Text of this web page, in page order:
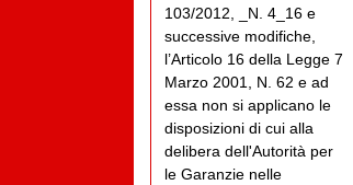
103/2012, _N. 4_16 e
successive modifiche,
l’Articolo 16 della Legge 7
Marzo 2001, N. 62 e ad
essa non si applicano le
disposizioni di cui alla
delibera dell'Autorità per
le Garanzie nelle